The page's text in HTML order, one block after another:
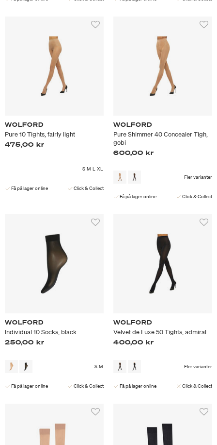
WOLFORD
Pure 10 Tights, fairly light
475,00 kr
S M L XL
Få på lager online Click & Collect
WOLFORD
Pure Shimmer 40 Concealer Tigh,
gobi
600,00 kr
Fler varianter
Få på lager online Click & Collect
WOLFORD
Individual 10 Socks, black
250,00 kr
S M
Få på lager online Click & Collect
WOLFORD
Velvet de Luxe 50 Tights, admiral
400,00 kr
Fler varianter
Få på lager online Click & Collect